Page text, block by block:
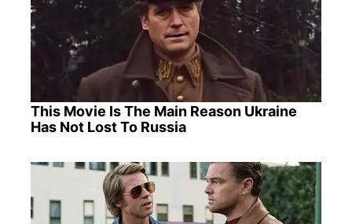
This Movie Is The Main Reason Ukraine
Has Not Lost To Russia